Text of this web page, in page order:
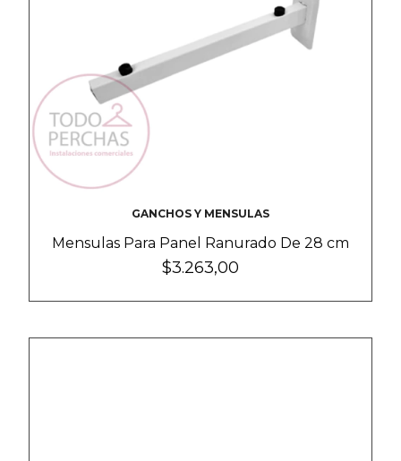
GANCHOS Y MENSULAS
Mensulas Para Panel Ranurado De 28 cm
$3.263,00